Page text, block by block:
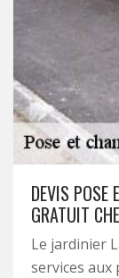
DEVIS POSE
GRATUIT
Le jardinier
services